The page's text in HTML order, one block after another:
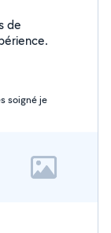
de
soigné je